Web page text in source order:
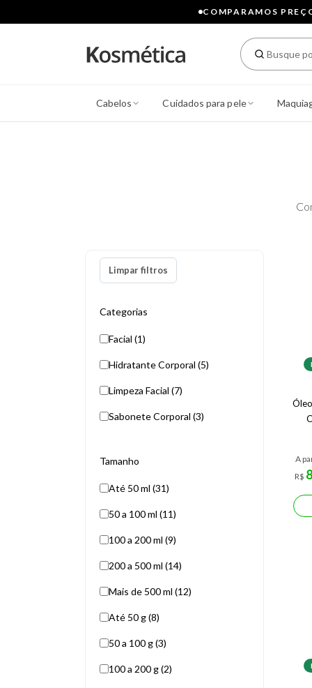
COMPARAMOS
Cabelos Cuidados para pele
Limpar filtros
Categorias
Facial (1)
Hidratante Corporal (5)
Limpeza Facial (7)
Sabonete Corporal (3)
Tamanho
Até 50 ml (31)
50 a 100 ml (11)
100 a 200 ml (9)
200 a 500 ml (14)
Mais de 500 ml (12)
Até 50 g (8)
50 a 100 g (3)
100 a 200 g (2)
A
R$